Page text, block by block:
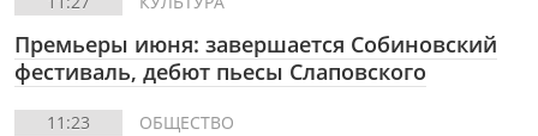
Премьеры июня: завершается Собиновский
фестиваль, дебют пьесы Слаповского
11:23 ОБЩЕСТВО